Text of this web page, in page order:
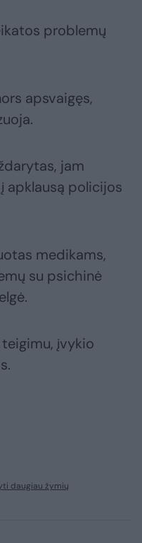
problemų
apsvaigęs,
jam
apklausą policijos
medikams,
su psichinė
įvykio
daugiau žymių